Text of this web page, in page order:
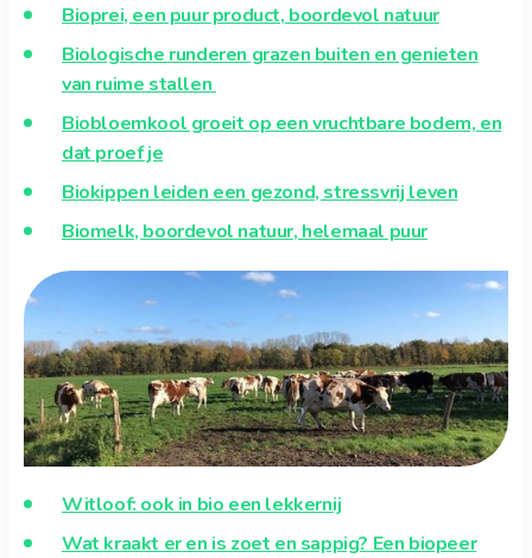
Bioprei, een puur product, boordevol natuur
Biologische runderen grazen buiten en genieten
van ruime stallen
Biobloemkool groeit op een vruchtbare bodem, en
dat proef je
Biokippen leiden een gezond, stressvrij leven
Biomelk, boordevol natuur, helemaal puur
Witloof: ook in bio een lekkernij
Wat kraakt er en is zoet en sappig? Een biopeer